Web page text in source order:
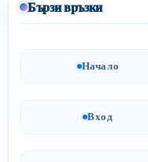
Бързи връзки
Начало
Вход